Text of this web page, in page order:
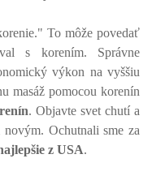
To môže povedať
s korením. Správne
výkon na vyššiu
masáž pomocou korenín
. Objavte svet chutí a
Ochutnali sme za
z USA.